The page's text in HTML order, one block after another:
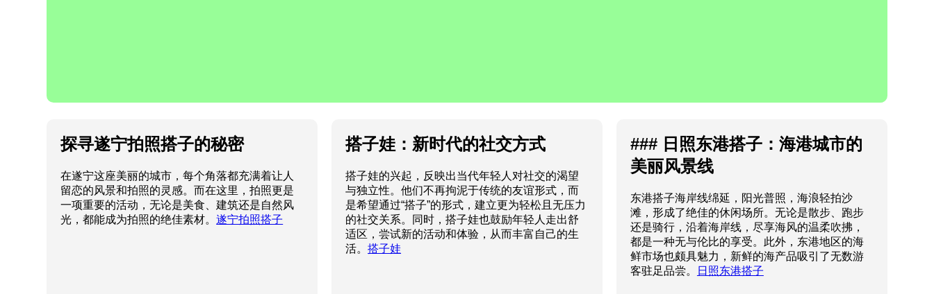
探寻遂宁拍照搭子的秘密
在遂宁这座美丽的城市，每个角落都充满着让人
留恋的风景和拍照的灵感。而在这里，拍照更是
一项重要的活动，无论是美食、建筑还是自然风
光，都能成为拍照的绝佳素材。遂宁拍照搭子
搭子娃：新时代的社交方式
搭子娃的兴起，反映出当代年轻人对社交的渴望
与独立性。他们不再拘泥于传统的友谊形式，而
是希望通过“搭子”的形式，建立更为轻松且无压力
的社交关系。同时，搭子娃也鼓励年轻人走出舒
适区，尝试新的活动和体验，从而丰富自己的生
活。搭子娃
### 日照东港搭子：海港城市的
美丽风景线
东港搭子海岸线绵延，阳光普照，海浪轻拍沙
滩，形成了绝佳的休闲场所。无论是散步、跑步
还是骑行，沿着海岸线，尽享海风的温柔吹拂，
都是一种无与伦比的享受。此外，东港地区的海
鲜市场也颇具魅力，新鲜的海产品吸引了无数游
客驻足品尝。
日照东港搭子